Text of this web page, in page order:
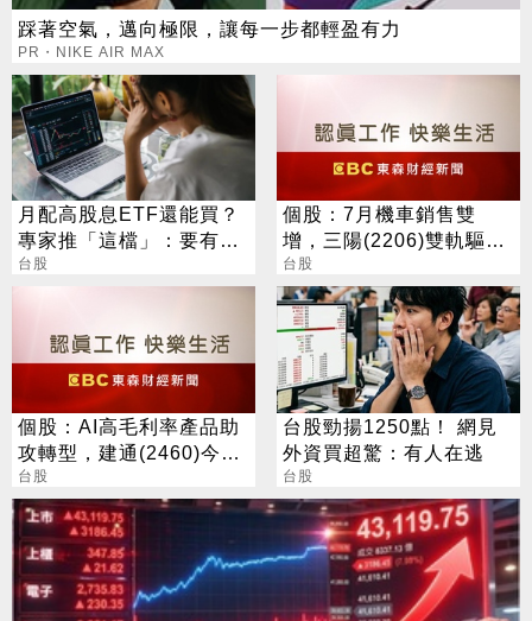
踩著空氣，邁向極限，讓每一步都輕盈有力
PR・NIKE AIR MAX
月配高股息ETF還能買？
專家推「這檔」：要有耐
心會長大
台股
個股：7月機車銷售雙
增，三陽(2206)雙軌驅動
46.2%市占率居冠
台股
個股：AI高毛利率產品助
攻轉型，建通(2460)今日
股價由黑翻紅，盤中亮燈
台股
台股勁揚1250點！ 網見
外資買超驚：有人在逃
台股